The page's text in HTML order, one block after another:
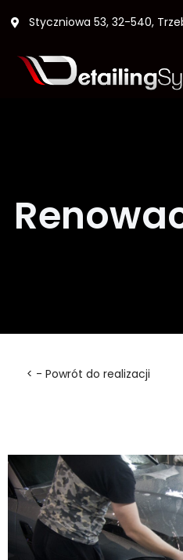
Styczniowa 53, 32-540,
< - Powrót do realizacji